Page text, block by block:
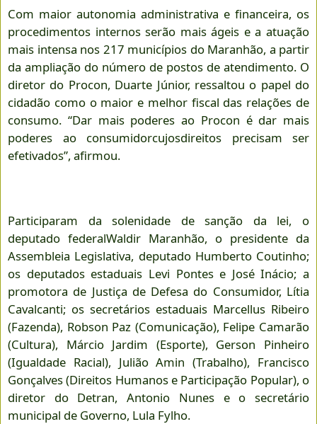
Com maior autonomia administrativa e financeira, os
procedimentos internos serão mais ágeis e a atuação
mais intensa nos 217 municípios do Maranhão, a partir
da ampliação do número de postos de atendimento. O
diretor do Procon, Duarte Júnior, ressaltou o papel do
cidadão como o maior e melhor fiscal das relações de
consumo. “Dar mais poderes ao Procon é dar mais
poderes ao consumidorcujosdireitos precisam ser
efetivados”, afirmou.
Participaram da solenidade de sanção da lei, o
deputado federalWaldir Maranhão, o presidente da
Assembleia Legislativa, deputado Humberto Coutinho;
os deputados estaduais Levi Pontes e José Inácio; a
promotora de Justiça de Defesa do Consumidor, Lítia
Cavalcanti; os secretários estaduais Marcellus Ribeiro
(Fazenda), Robson Paz (Comunicação), Felipe Camarão
(Cultura), Márcio Jardim (Esporte), Gerson Pinheiro
(Igualdade Racial), Julião Amin (Trabalho), Francisco
Gonçalves (Direitos Humanos e Participação Popular), o
diretor do Detran, Antonio Nunes e o secretário
municipal de Governo, Lula Fylho.